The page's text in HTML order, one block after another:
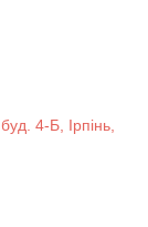
4-Б, Ірпінь,